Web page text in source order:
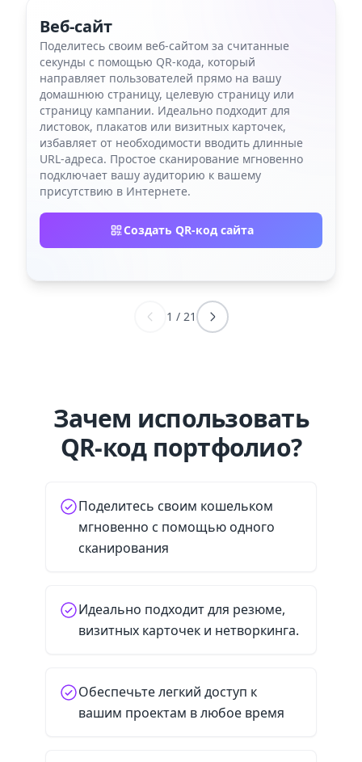
Веб-сайт
Поделитесь своим веб-сайтом за считанные
секунды с помощью QR-кода, который
направляет пользователей прямо на вашу
домашнюю страницу, целевую страницу или
страницу кампании. Идеально подходит для
листовок, плакатов или визитных карточек,
избавляет от необходимости вводить длинные
URL-адреса. Простое сканирование мгновенно
подключает вашу аудиторию к вашему
присутствию в Интернете.
Создать QR-код сайта
1 / 21
Зачем использовать
QR-код портфолио?
Поделитесь своим кошельком
мгновенно с помощью одного
сканирования
Идеально подходит для резюме,
визитных карточек и нетворкинга.
Обеспечьте легкий доступ к
вашим проектам в любое время